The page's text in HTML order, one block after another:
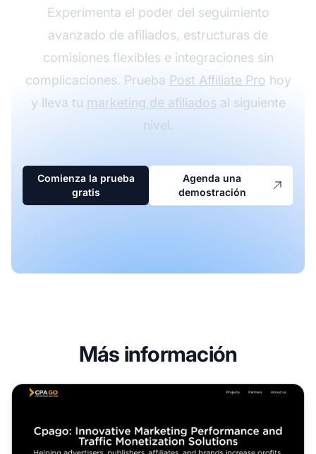
Experimenta el poder del seguimiento
avanzado de afiliados, estructuras de
comisiones flexibles e integraciones sin
complicaciones. Prueba Post Affiliate Pro hoy
y lleva tu marketing de afiliados al siguiente
nivel.
Comienza la prueba
gratis
Agenda una
demostración
Más información
Programa de Afiliados de CPAGO